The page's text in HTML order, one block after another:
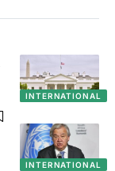
INTERNATIONAL
INTERNATIONAL